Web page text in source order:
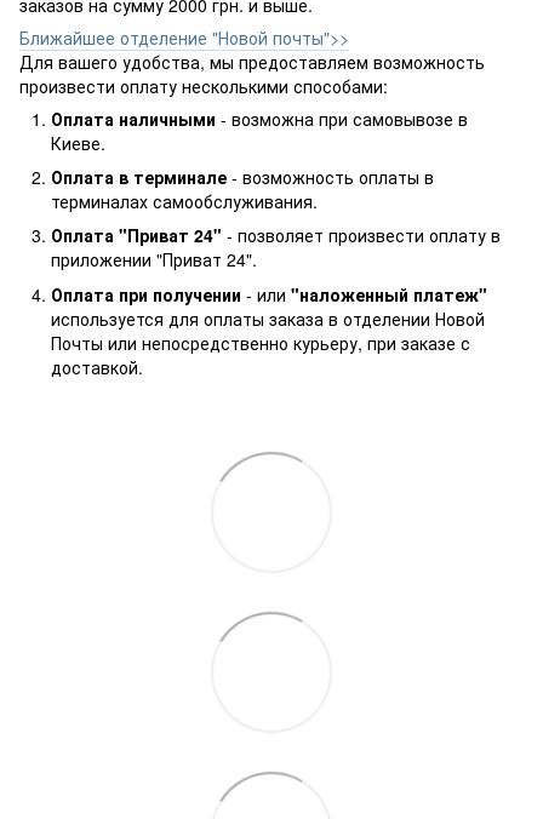
Ближайшее отделение "Новой почты">>
Для вашего удобства, мы предоставляем возможность
произвести оплату несколькими способами:
Оплата наличными - возможна при самовывозе в
Киеве.
Оплата в терминале - возможность оплаты в
терминалах самообслуживания.
Оплата "Приват 24" - позволяет произвести оплату в
приложении "Приват 24".
Оплата при получении - или "наложенный платеж"
используется для оплаты заказа в отделении Новой
Почты или непосредственно курьеру, при заказе с
доставкой.